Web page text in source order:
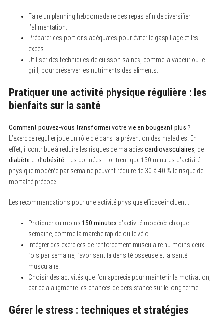
Faire un planning hebdomadaire des repas afin de diversifier
l’alimentation.
Préparer des portions adéquates pour éviter le gaspillage et les
excès.
Utiliser des techniques de cuisson saines, comme la vapeur ou le
grill, pour préserver les nutriments des aliments.
Pratiquer une activité physique régulière : les
bienfaits sur la santé
Comment pouvez-vous transformer votre vie en bougeant plus ?
L’exercice régulier joue un rôle clé dans la prévention des maladies. En
effet, il contribue à réduire les risques de maladies cardiovasculaires , de
diabète et d’obésité . Les données montrent que 150 minutes d’activité
physique modérée par semaine peuvent réduire de 30 à 40 % le risque de
mortalité précoce.
Les recommandations pour une activité physique efficace incluent :
Pratiquer au moins 150 minutes d’activité modérée chaque
semaine, comme la marche rapide ou le vélo.
Intégrer des exercices de renforcement musculaire au moins deux
fois par semaine, favorisant la densité osseuse et la santé
musculaire.
Choisir des activités que l’on apprécie pour maintenir la motivation,
car cela augmente les chances de persistance sur le long terme.
Gérer le stress : techniques et stratégies
S
a